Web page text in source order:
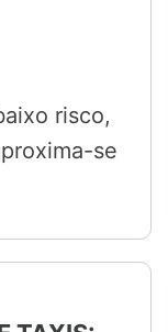
risco,
se